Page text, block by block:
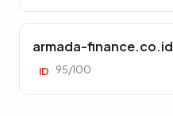
armada-finance.co.id
ID 95/100